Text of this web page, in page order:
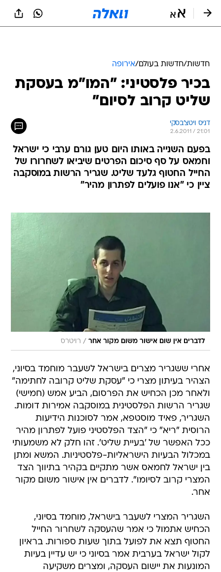
חדשות/חדשות בעולם/אירופה
בכיר פלסטיני: "המו"מ בעסקת
שליט קרוב לסיום"
דניס ויטצ'בסקי
2.6.2011 / 21:01
בפעם השנייה באותו היום טען גורם ערבי כי ישראל
וחמאס על סף סיכום הפרטים שיביאו לשחרורו של
החייל החטוף גלעד שליט. שגריר הרשות במוסקבה
ציין כי "אנו פועלים לפתרון מהיר"
לדברים אין שום אישור משום מקור אחר / רויטרס
אחרי ששגריר מצרים בישראל לשעבר מוחמד בסיוני,
הצהיר בעיתון מצרי כי "עסקת שליט קרובה לחתימה"
ולאחר מכן הכחיש את הפרסום, הביע אמש (חמישי)
שגריר הרשות הפלסטינית במוסקבה אמירות דומות.
השגריר, פאיד מוסטפא, אמר לסוכנות הידיעות
הרוסית "ריא" כי "הצד הפלסטיני פועל לפתרון מהיר
ככל האפשר של 'בעיית שליט'. זהו חלק לא משמעותי
במכלול הבעיות הישראליות-פלסטיניות. המשא ומתן
בין ישראל לחמאס אשר מתקיים בקהיר בתיווך הצד
המצרי קרוב לסיומו". לדברים אין אישור משום מקור
אחר.
השגריר המצרי לשעבר בישראל, מוחמד בסיוני,
הכחיש אתמול כי אמר שהעסקה לשחרור החייל
החטוף תצא את לפועל בתוך שעות ספורות. בראיון
לקול ישראל בערבית אמר בסיוני כי יש עדיין בעיות
המונעות את יישום העסקה, ומצרים משקיעה